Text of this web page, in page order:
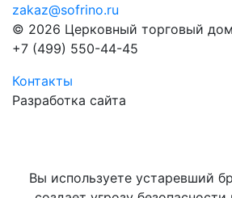
zakaz@sofrino.ru
© 2026 Церковный торговый
+7 (499) 550-44-45
Контакты
Разработка сайта
Вы используете устаревший